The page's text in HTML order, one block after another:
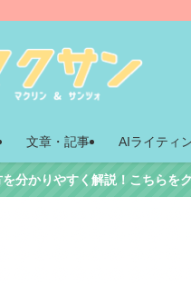
文章・記事 AIライティ
分かりやすく解説！こちらを